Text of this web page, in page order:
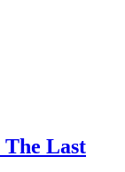
The Last